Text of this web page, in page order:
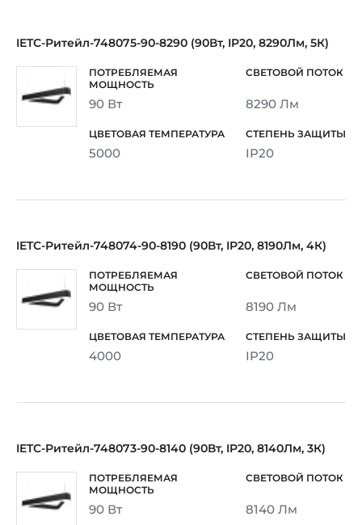
IETC-Ритейл-748075-90-8290 (90Вт, IP20, 8290Лм, 5К)
90 Вт 8290 Лм
5000 IP20
IETC-Ритейл-748074-90-8190 (90Вт, IP20, 8190Лм, 4К)
90 Вт 8190 Лм
4000 IP20
IETC-Ритейл-748073-90-8140 (90Вт, IP20, 8140Лм, 3К)
90 Вт 8140 Лм